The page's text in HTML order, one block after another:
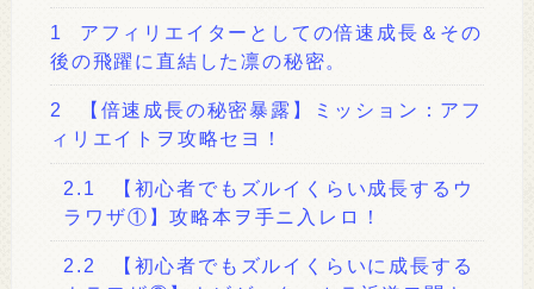
1
アフィリエイターとしての倍速成長＆その
後の飛躍に直結した凛の秘密。
2
【倍速成長の秘密暴露】ミッション：アフ
ィリエイトヲ攻略セヨ！
2.1
【初心者でもズルイくらい成長するウ
ラワザ①】攻略本ヲ手ニ入レロ！
2.2
【初心者でもズルイくらいに成長する